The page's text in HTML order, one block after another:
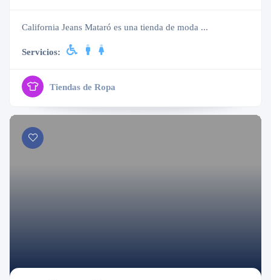
California Jeans Mataró es una tienda de moda ...
Servicios:
Tiendas de Ropa